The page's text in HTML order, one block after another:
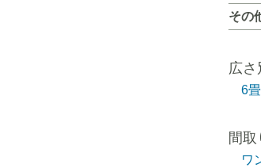
その
広さ
6
間
ワ